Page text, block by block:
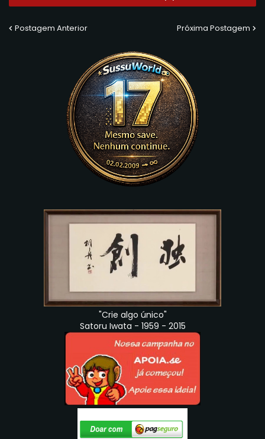
Postagem Anterior Próxima Postagem
"Crie algo único"
Satoru Iwata - 1959 - 2015